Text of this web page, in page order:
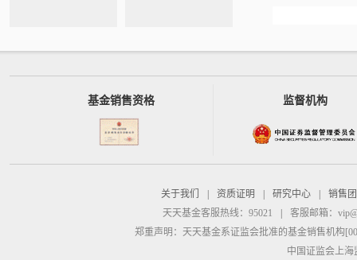
基金销售资格 监督机构
关于我们 资质证明 研究中心
销售
天天基金客服热线：95021
客服邮箱：
郑重声明： 天天基金系证监会批准的基金销售机构
中国证监会上